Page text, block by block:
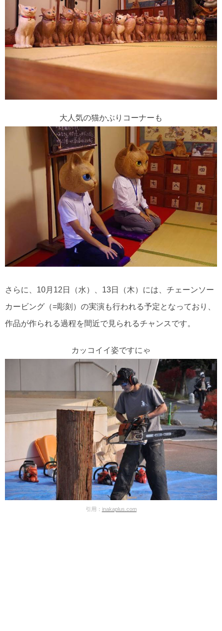
大人気の猫かぶりコーナーも
さらに、10月12日（水）、13日（木）には、チェーンソー
カービング（=彫刻）の実演も行われる予定となっており、
作品が作られる過程を間近で見られるチャンスです。
カッコイイ姿ですにゃ
引用： inakaplus.com